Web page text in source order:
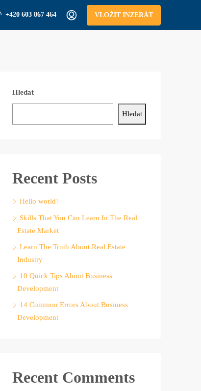
+420 603 867 464 VLOŽIT INZERÁT
Hledat
Hledat
Recent Posts
Hello world!
Skills That You Can Learn In The Real
Estate Market
Learn The Truth About Real Estate
Industry
10 Quick Tips About Business
Development
14 Common Errors About Business
Development
Recent Comments